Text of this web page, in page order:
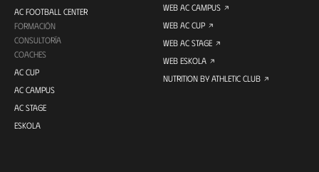
AC FOOTBALL CENTER
FORMACIÓN
CONSULTORÍA
COACHES
AC CUP
AC CAMPUS
AC STAGE
ESKOLA
WEB AC CAMPUS
WEB AC CUP
WEB AC STAGE
WEB ESKOLA
NUTRITION BY ATHLETIC CLUB